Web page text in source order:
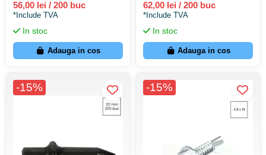
56,00 lei / 200 buc
*Include TVA
In stoc
Adauga in cos
62,00 lei / 200 buc
*Include TVA
In stoc
Adauga in cos
-15% -15%